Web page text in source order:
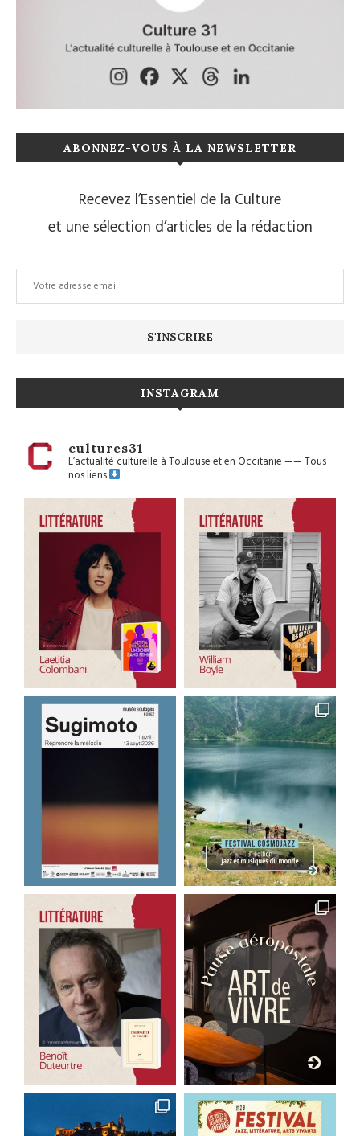
ABONNEZ-VOUS À LA NEWSLETTER
Recevez l’Essentiel de la Culture
et une sélection d’articles de la rédaction
INSTAGRAM
cultures31
L’actualité culturelle à Toulouse et en Occitanie——Tous
nos liens